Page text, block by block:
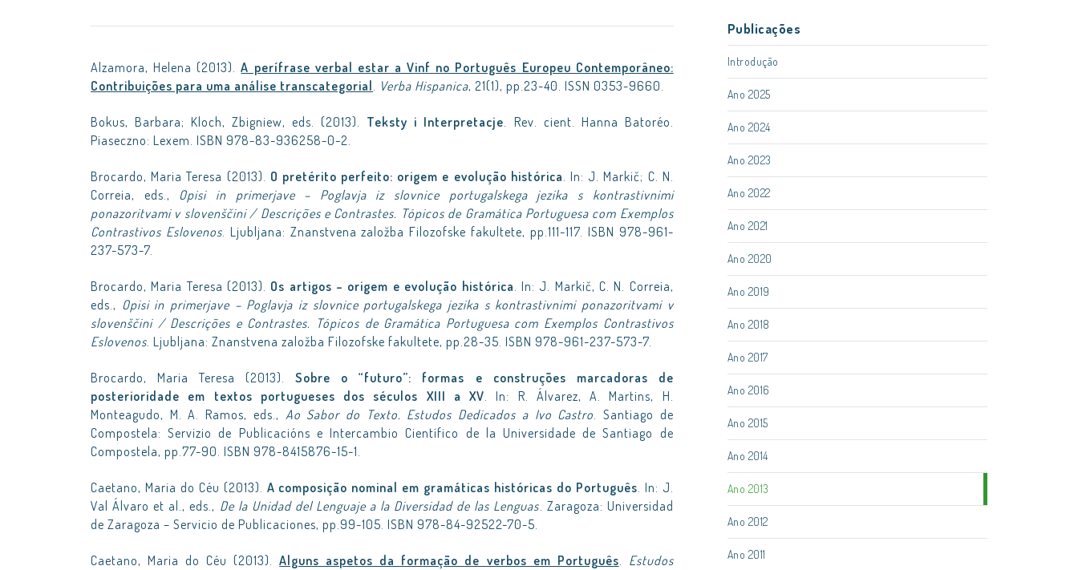
Alzamora, Helena (2013).A perífrase verbal estar a Vinf no Português Europeu Contemporâneo:
Contribuições para uma análise transcategorial. Verba Hispanica, 21(1), pp.23-40. ISSN 0353-9660.
Bokus, Barbara; Kloch, Zbigniew, eds. (2013). Teksty i Interpretacje. Rev. cient. Hanna Batoréo.
Piaseczno: Lexem. ISBN 978-83-936258-0-2.
Brocardo, Maria Teresa (2013). O pretérito perfeito: origem e evolução histórica. In: J. Markič; C. N.
Correia, eds., Opisi in primerjave – Poglavja iz slovnice portugalskega jezika s kontrastivnimi
ponazoritvami v slovenščini / Descrições e Contrastes. Tópicos de Gramática Portuguesa com Exemplos
Contrastivos Eslovenos. Ljubljana: Znanstvena založba Filozofske fakultete, pp.111-117. ISBN 978-961-
237-573-7.
Brocardo, Maria Teresa (2013). Os artigos – origem e evolução histórica. In: J. Markič, C. N. Correia,
eds., Opisi in primerjave – Poglavja iz slovnice portugalskega jezika s kontrastivnimi ponazoritvami v
slovenščini / Descrições e Contrastes. Tópicos de Gramática Portuguesa com Exemplos Contrastivos
Eslovenos. Ljubljana: Znanstvena založba Filozofske fakultete, pp.28-35. ISBN 978-961-237-573-7.
Brocardo, Maria Teresa (2013).Sobre o “futuro”: formas e construções marcadoras de
posterioridade em textos portugueses dos séculos XIII a XV. In: R. Álvarez, A. Martins, H.
Monteagudo, M. A. Ramos, eds., Ao Sabor do Texto. Estudos Dedicados a Ivo Castro. Santiago de
Compostela: Servizio de Publicacións e Intercambio Científico de la Universidade de Santiago de
Compostela, pp.77-90. ISBN 978-8415876-15-1.
Caetano, Maria do Céu (2013). A composição nominal em gramáticas históricas do Português. In: J.
Val Álvaro et al., eds., De la Unidad del Lenguaje a la Diversidad de las Lenguas. Zaragoza: Universidad
de Zaragoza – Servicio de Publicaciones, pp.99-105. ISBN 978-84-92522-70-5.
Caetano, Maria do Céu (2013).Alguns aspetos da formação de verbos em Português. Estudos
Publicações
Introdução
Ano 2025
Ano 2024
Ano 2023
Ano 2022
Ano 2021
Ano 2020
Ano 2019
Ano 2018
Ano 2017
Ano 2016
Ano 2015
Ano 2014
Ano 2013
Ano 2012
Ano 2011